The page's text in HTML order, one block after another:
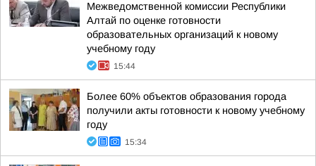
Межведомственной комиссии Республики
Алтай по оценке готовности
образовательных организаций к новому
учебному году
15:44
Более 60% объектов образования города
получили акты готовности к новому учебному
году
15:34